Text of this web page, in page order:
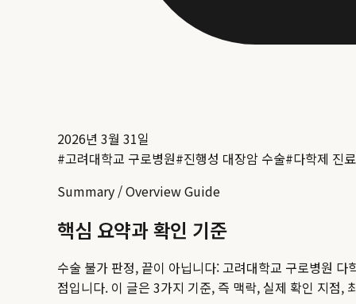
2026년 3월 31일
#고려대학교 구로병원#진행성 대장암 수술#다학제 진료
Summary / Overview Guide
핵심 요약과 확인 기준
수술 불가 판정, 끝이 아닙니다: 고려대학교 구로병원 다
점입니다. 이 글은 3가지 기준, 즉 맥락, 실제 확인 지점,